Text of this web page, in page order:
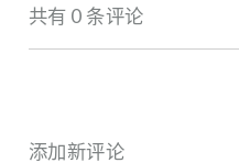
共有 0 条评论
添加新评论